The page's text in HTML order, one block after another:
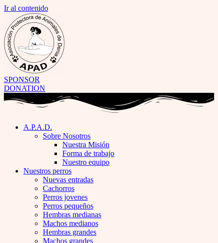
Ir al contenido
SPONSOR
DONATION
A.P.A.D.
Sobre Nosotros
Nuestra Misión
Forma de trabajo
Nuestro equipo
Nuestros perros
Nuevas entradas
Cachorros
Perros jovenes
Perros pequeños
Hembras medianas
Machos medianos
Hembras grandes
Machos grandes